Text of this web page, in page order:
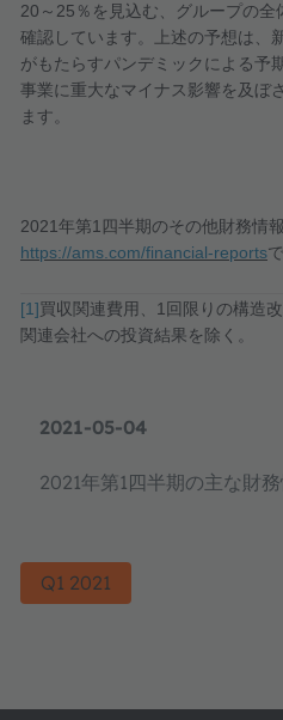
2021-05-04
2021年第1四半期の主な財
Q1 2021
20 ～ 25 ％を見込む、グループの
確認しています。上述の予想は、
がもたらすパンデミックによる予
事業に重大なマイナス影響を及ぼ
ます。
2021年第1 四半期のその他財務情
https://ams.com/financial-reports
[1]買収関連費用、 1 回限りの構造
関連会社への投資結果を除く。